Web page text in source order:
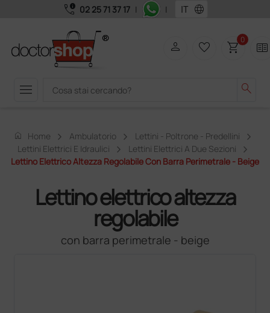
call_quality 02 25 71 37 17 | | language
menu search
person favorite_border shopping_cart0 two_pager
home Home Ambulatorio
Lettini - Poltrone - Predellini
Lettini Elettrici E Idraulici
Lettini Elettrici A Due Sezioni
Lettino Elettrico Altezza Regolabile Con Barra Perimetrale - Beige
Lettino elettrico altezza
regolabile
con barra perimetrale - beige